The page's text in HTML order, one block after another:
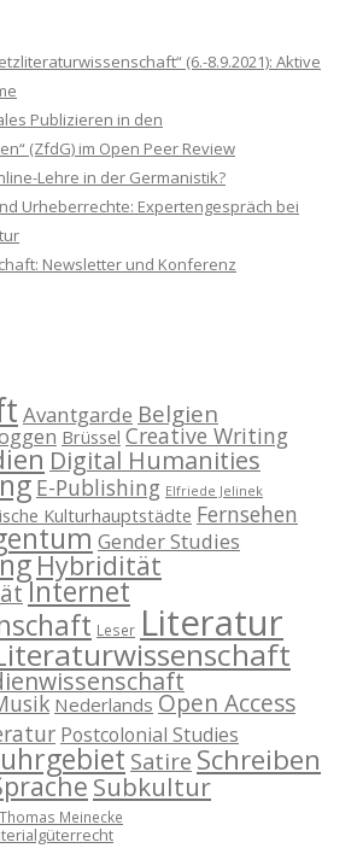
(6.-8.9.2021): Aktive
Publizieren in den
(ZfdG) im Open Peer Review
Lehre in der Germanistik?
Urheberrechte: Expertengespräch bei
Newsletter und Konferenz
Avantgarde Belgien
Brüssel Creative Writing
Digital Humanities
E-Publishing Elfriede Jelinek
Kulturhauptstädte Fernsehen
Gender Studies
Hybridität
Internet
Leser Literatur
Nederlands Open Access
Postcolonial Studies
Satire Schreiben
Subkultur
Thomas Meinecke